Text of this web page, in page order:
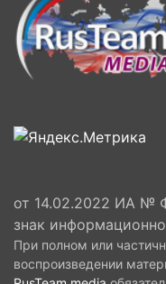
от 14.02.2022 ИА №
знак
При полном или
воспроизведении